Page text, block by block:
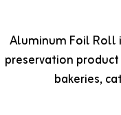
Aluminum Foil Roll
preservation
bakeries,